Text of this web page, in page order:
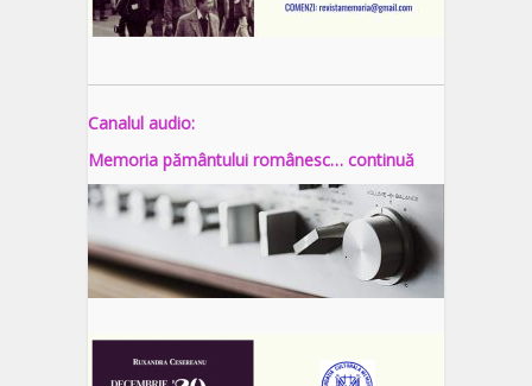
Canalul audio:
Memoria pământului românesc… continuă